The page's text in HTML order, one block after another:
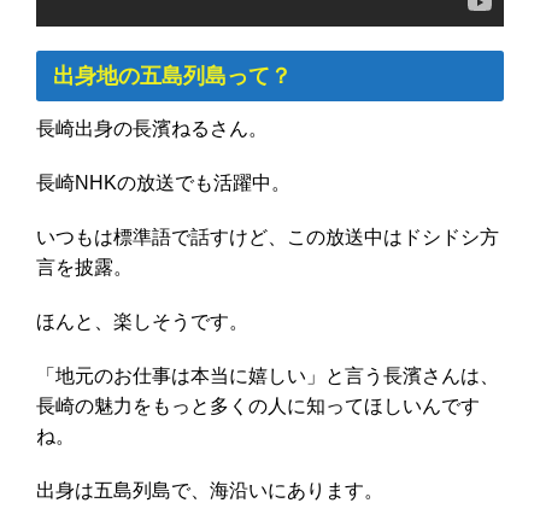
出身地の五島列島って？
長崎出身の長濱ねるさん。
長崎NHKの放送でも活躍中。
いつもは標準語で話すけど、この放送中はドシドシ方
言を披露。
ほんと、楽しそうです。
「地元のお仕事は本当に嬉しい」と言う長濱さんは、
長崎の魅力をもっと多くの人に知ってほしいんです
ね。
出身は五島列島で、海沿いにあります。